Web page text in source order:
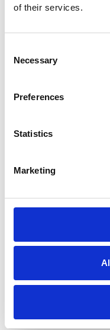
of their services.
Selection
Necessary
Preferences
Statistics
Marketing
Reinigungszyklen und
Bewertungen 0
gekauft
Platina wf2
für Kleinuhren